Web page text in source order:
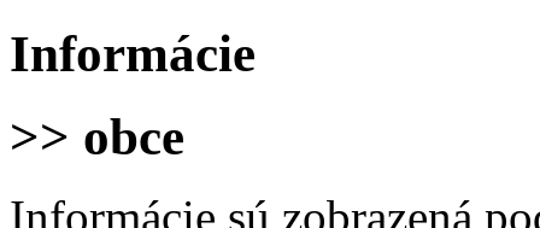
Informácie
>> obce
Informácie sú zobrazená